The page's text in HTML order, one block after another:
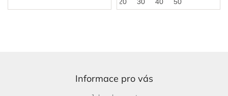
nalepujte fotky a vytvořte si
Informace pro vás